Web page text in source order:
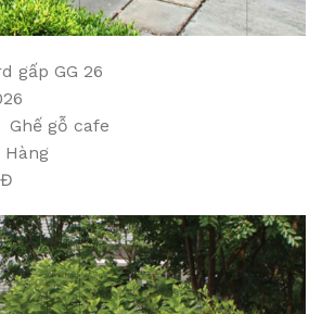
gấp GG 26
gỗ cafe